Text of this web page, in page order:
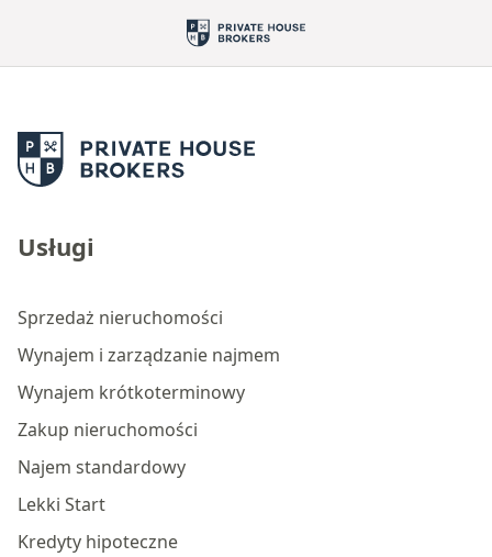
Usługi
Sprzedaż nieruchomości
Wynajem i zarządzanie najmem
Wynajem krótkoterminowy
Zakup nieruchomości
Najem standardowy
Lekki Start
Kredyty hipoteczne